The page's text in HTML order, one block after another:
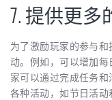
7. 提供更
为了激励玩家的参与
动。例如，可以增加
家可以通过完成任务
各种活动，如节日活动